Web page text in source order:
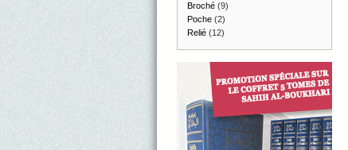
Broché (9)
Poche (2)
Relié (12)